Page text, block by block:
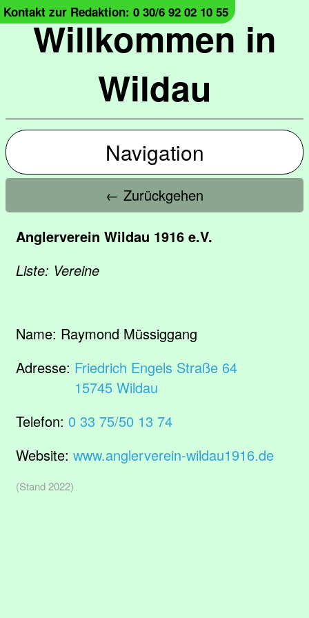
Willkommen in
Wildau
Kontakt zur Redaktion: 0 30/6 92 02 10 55
Navigation
← Zurückgehen
Anglerverein Wildau 1916 e.V.
Liste: Vereine
Name: Raymond Müssiggang
Adresse: Friedrich Engels Straße 64
15745 Wildau
Telefon: 0 33 75/50 13 74
Website: www.anglerverein-wildau1916.de
(Stand 2022)